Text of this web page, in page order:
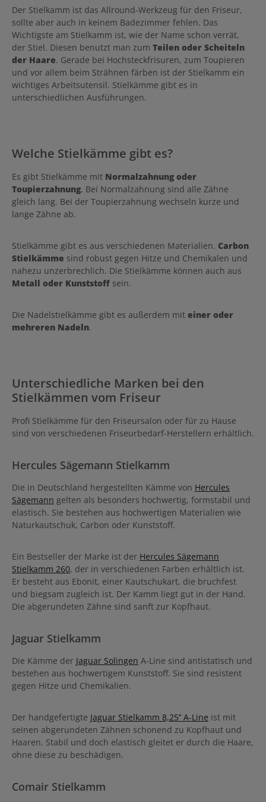
Der Stielkamm ist das Allround-Werkzeug für den Friseur,
sollte aber auch in keinem Badezimmer fehlen. Das
Wichtigste am Stielkamm ist, wie der Name schon verrät,
der Stiel. Diesen benutzt man zum Teilen oder Scheiteln
der Haare. Gerade bei Hochsteckfrisuren, zum Toupieren
und vor allem beim Strähnen färben ist der Stielkamm ein
wichtiges Arbeitsutensil. Stielkämme gibt es in
unterschiedlichen Ausführungen.
Welche Stielkämme gibt es?
Es gibt Stielkämme mit Normalzahnung oder
Toupierzahnung. Bei Normalzahnung sind alle Zähne
gleich lang. Bei der Toupierzahnung wechseln kurze und
lange Zähne ab.
Stielkämme gibt es aus verschiedenen Materialien. Carbon
Stielkämme sind robust gegen Hitze und Chemikalen und
nahezu unzerbrechlich. Die Stielkämme können auch aus
Metall oder Kunststoff sein.
Die Nadelstielkämme gibt es außerdem mit einer oder
mehreren Nadeln.
Unterschiedliche Marken bei den
Stielkämmen vom Friseur
Profi Stielkämme für den Friseursalon oder für zu Hause
sind von verschiedenen Friseurbedarf-Herstellern erhältlich.
Hercules Sägemann Stielkamm
Die in Deutschland hergestellten Kämme von Hercules
Sägemann gelten als besonders hochwertig, formstabil und
elastisch. Sie bestehen aus hochwertigen Materialien wie
Naturkautschuk, Carbon oder Kunststoff.
Ein Bestseller der Marke ist der Hercules Sägemann
Stielkamm 260, der in verschiedenen Farben erhältlich ist.
Er besteht aus Ebonit, einer Kautschukart, die bruchfest
und biegsam zugleich ist. Der Kamm liegt gut in der Hand.
Die abgerundeten Zähne sind sanft zur Kopfhaut.
Jaguar Stielkamm
Die Kämme der Jaguar Solingen A-Line sind antistatisch und
bestehen aus hochwertigem Kunststoff. Sie sind resistent
gegen Hitze und Chemikalien.
Der handgefertigte Jaguar Stielkamm 8,25’’ A-Line ist mit
seinen abgerundeten Zähnen schonend zu Kopfhaut und
Haaren. Stabil und doch elastisch gleitet er durch die Haare,
ohne diese zu beschädigen.
Comair Stielkamm